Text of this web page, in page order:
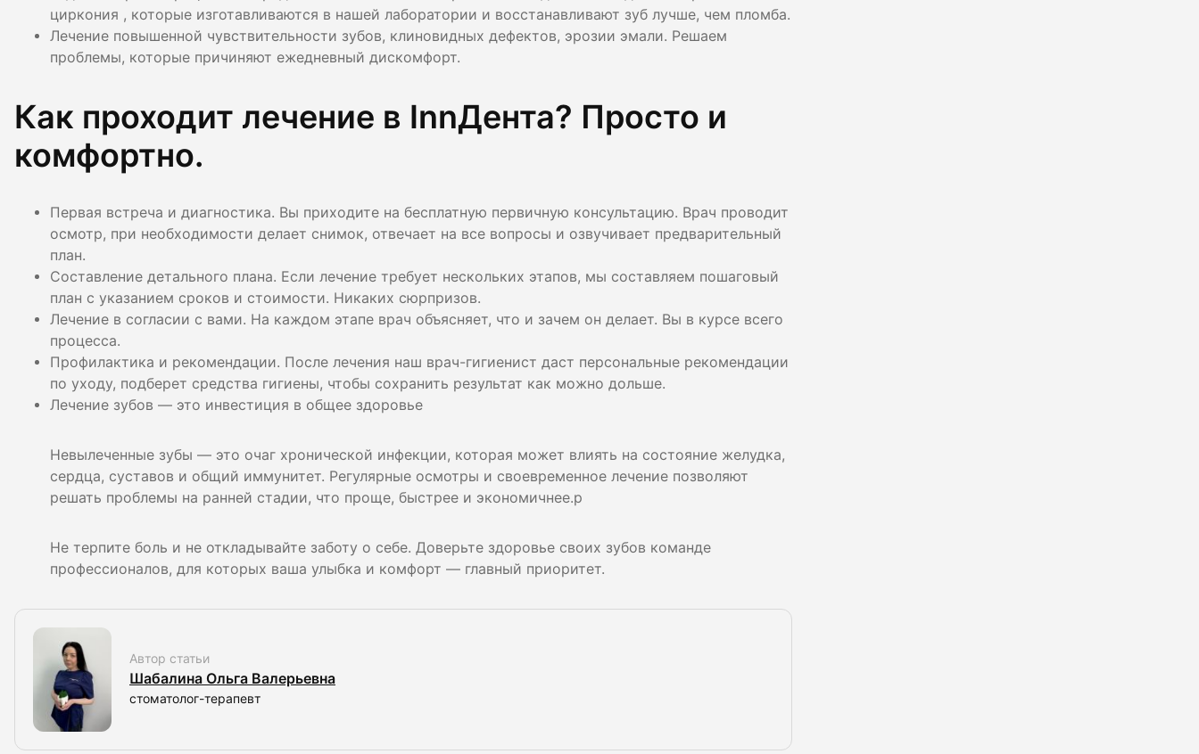
циркония , которые изготавливаются в нашей лаборатории и восстанавливают зуб лучше, чем пломба.
Лечение повышенной чувствительности зубов, клиновидных дефектов, эрозии эмали. Решаем
проблемы, которые причиняют ежедневный дискомфорт.
Как проходит лечение в InnДента? Просто и
комфортно.
Первая встреча и диагностика. Вы приходите на бесплатную первичную консультацию. Врач проводит
осмотр, при необходимости делает снимок, отвечает на все вопросы и озвучивает предварительный
план.
Составление детального плана. Если лечение требует нескольких этапов, мы составляем пошаговый
план с указанием сроков и стоимости. Никаких сюрпризов.
Лечение в согласии с вами. На каждом этапе врач объясняет, что и зачем он делает. Вы в курсе всего
процесса.
Профилактика и рекомендации. После лечения наш врач-гигиенист даст персональные рекомендации
по уходу, подберет средства гигиены, чтобы сохранить результат как можно дольше.
Лечение зубов — это инвестиция в общее здоровье
Невылеченные зубы — это очаг хронической инфекции, которая может влиять на состояние желудка,
сердца, суставов и общий иммунитет. Регулярные осмотры и своевременное лечение позволяют
решать проблемы на ранней стадии, что проще, быстрее и экономичнее.p
Не терпите боль и не откладывайте заботу о себе. Доверьте здоровье своих зубов команде
профессионалов, для которых ваша улыбка и комфорт — главный приоритет.
Автор статьи
Шабалина Ольга Валерьевна
стоматолог-терапевт